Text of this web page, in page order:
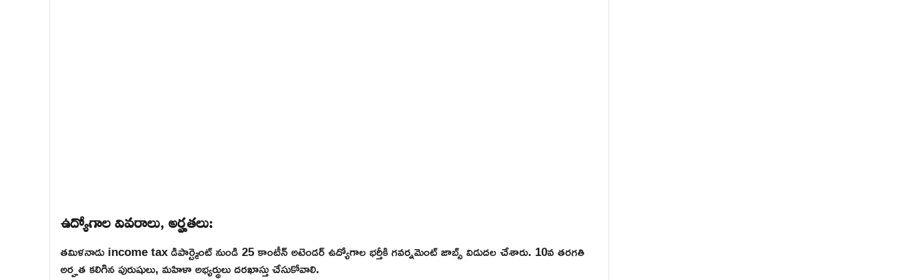
ఉద్యోగాల వివరాలు, అర్హతలు:
తమిళనాడు income tax డిపార్ట్మెంట్ నుండి 25 కాంటీన్ అటెండర్ ఉద్యోగాల భర్తీకి గవర్నమెంట్ జాబ్స్ విడుదల చేశారు. 10వ తరగతి
అర్హత కలిగిన పురుషులు, మహిళా అభ్యర్థులు దరఖాస్తు చేసుకోవాలి.